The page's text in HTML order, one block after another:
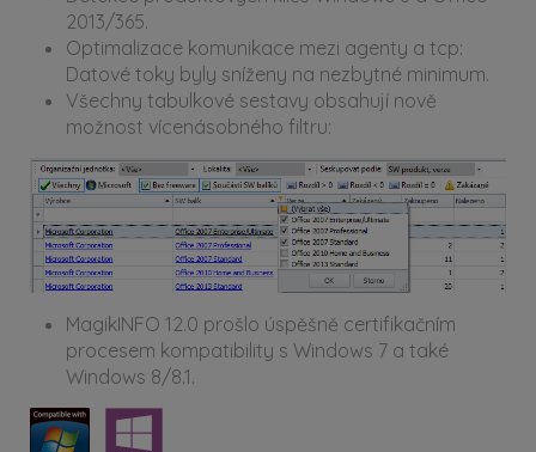
2013/365.
Optimalizace komunikace mezi agenty a tcp:
Datové toky byly sníženy na nezbytné minimum.
Všechny tabulkové sestavy obsahují nově
možnost vícenásobného filtru:
MagikINFO 12.0 prošlo úspěšně certifikačním
procesem kompatibility s Windows 7 a také
Windows 8/8.1.